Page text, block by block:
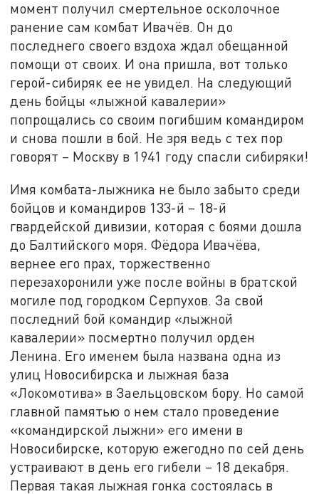
момент получил смертельное осколочное
ранение сам комбат Ивачёв. Он до
последнего своего вздоха ждал обещанной
помощи от своих. И она пришла, вот только
герой-сибиряк ее не увидел. На следующий
день бойцы «лыжной кавалерии»
попрощались со своим погибшим командиром
и снова пошли в бой. Не зря ведь с тех пор
говорят – Москву в 1941 году спасли сибиряки!
Имя комбата-лыжника не было забыто среди
бойцов и командиров 133-й – 18-й
гвардейской дивизии, которая с боями дошла
до Балтийского моря. Фёдора Ивачёва,
вернее его прах, торжественно
перезахоронили уже после войны в братской
могиле под городком Серпухов. За свой
последний бой командир «лыжной
кавалерии» посмертно получил орден
Ленина. Его именем была названа одна из
улиц Новосибирска и лыжная база
«Локомотива» в Заельцовском бору. Но самой
главной памятью о нем стало проведение
«командирской лыжни» его имени в
Новосибирске, которую ежегодно по сей день
устраивают в день его гибели – 18 декабря.
Первая такая лыжная гонка состоялась в